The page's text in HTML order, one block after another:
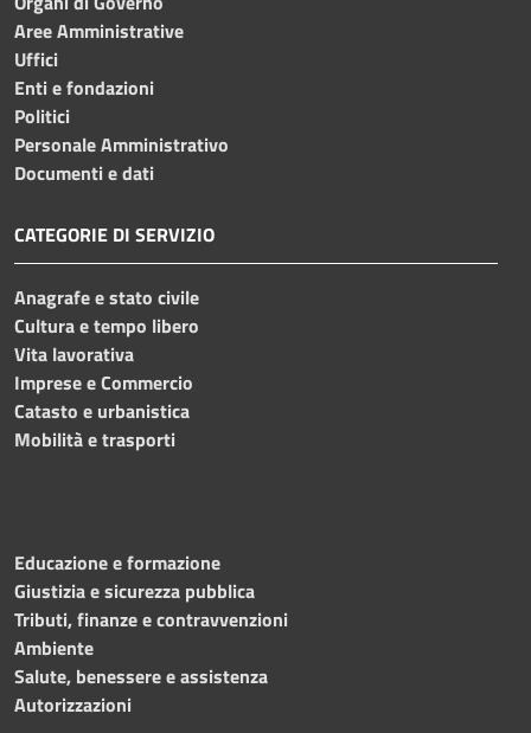
Aree Amministrative
Uffici
Enti e fondazioni
Politici
Personale Amministrativo
Documenti e dati
CATEGORIE DI SERVIZIO
Anagrafe e stato civile
Cultura e tempo libero
Vita lavorativa
Imprese e Commercio
Catasto e urbanistica
Mobilità e trasporti
Educazione e formazione
Giustizia e sicurezza pubblica
Tributi, finanze e contravvenzioni
Ambiente
Salute, benessere e assistenza
Autorizzazioni